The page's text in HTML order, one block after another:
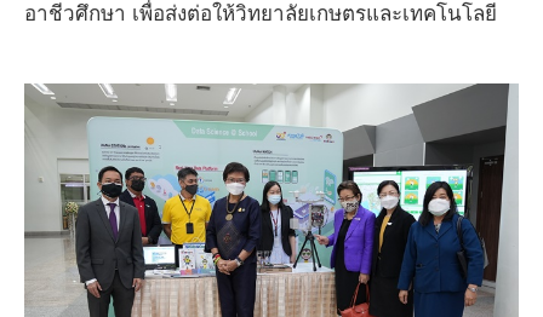
อาชีวศึกษา เพื่อส่งต่อให้วิทยาลัยเกษตรและเทคโนโลยี